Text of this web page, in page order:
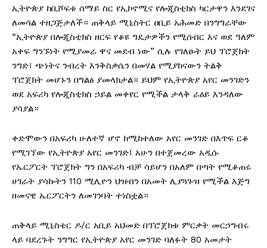
ኢትዮጵያ ከቢሾፍቱ ሰማይ ስር የኢኮኖሚና የሎጂስቲክስ ካርታዋን እንደገና
ለመሳል ተዘጋጅታለች። ጠቅላይ ሚኒስትር ዐቢይ አሕመድ በንግግራቸው
“ኢትዮጵያ በሎጂስቲክስ ዘርፍ የቆዩ ግዴታዎችን የሚሰብር እና ወደ ዓለም
አቀፍ ግንኙነት የሚያመራ ዋና መደብ ነው” ሲሉ የገለፁት ይህ ፕሮጀክት
ንግድ፣ ጭነትና ንብረት እንቅስቃሴን በመሃል የሚያከናውን ትልቅ
ፕሮጀክት መሆኑን በግልፅ ያመላክታል። ይህም የኢትዮጵያ አየር መንገድን
ወደ አፍሪካ የሎጂስቲክስ ኃይል መቀየር የሚችል ታላቅ ራዕይ እንዳለው
ያሳያል።
ቀድሞውን በአፍሪካ ሁለተኛ ሆኖ ከሚከተለው አየር መንገድ በእጥፍ ርቆ
የሚገኘው የኢትዮጵያ አየር መንገድ፤ አሁን በተጀመረው አዲሱ
የኤርፖርት ፕሮጀክት ግን በአፍሪካ ብቻ ሳይሆን በአለም በጣት የሚቆጠሩ
ሀገራት ያሳኩትን 110 ሚሊዮን ህዝብን በአመት ሊያጓጉዝ የሚችል እጅግ
ዘመናዊ ኤርፖርትን ለመገንባት ተነስቷል።
ጠቅላይ ሚኒስቴር ዶ/ር አቢይ አህመድ በፕሮጀክቱ ምርቃት መርኃግብሩ
ላይ ባደረጉት ንግግር የኢትዮጵያ አየር መንገድ ባለፉት 80 አመታት